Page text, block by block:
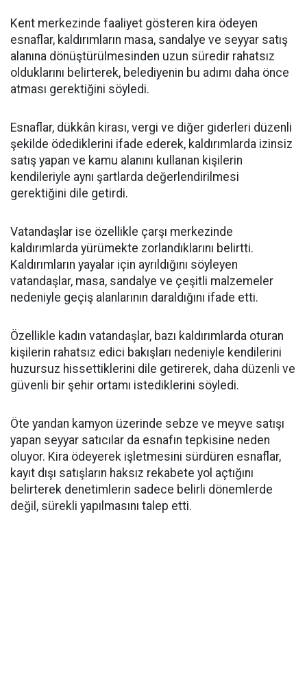
Kent merkezinde faaliyet gösteren kira ödeyen
esnaflar, kaldırımların masa, sandalye ve seyyar satış
alanına dönüştürülmesinden uzun süredir rahatsız
olduklarını belirterek, belediyenin bu adımı daha önce
atması gerektiğini söyledi.
Esnaflar, dükkân kirası, vergi ve diğer giderleri düzenli
şekilde ödediklerini ifade ederek, kaldırımlarda izinsiz
satış yapan ve kamu alanını kullanan kişilerin
kendileriyle aynı şartlarda değerlendirilmesi
gerektiğini dile getirdi.
Vatandaşlar ise özellikle çarşı merkezinde
kaldırımlarda yürümekte zorlandıklarını belirtti.
Kaldırımların yayalar için ayrıldığını söyleyen
vatandaşlar, masa, sandalye ve çeşitli malzemeler
nedeniyle geçiş alanlarının daraldığını ifade etti.
Özellikle kadın vatandaşlar, bazı kaldırımlarda oturan
kişilerin rahatsız edici bakışları nedeniyle kendilerini
huzursuz hissettiklerini dile getirerek, daha düzenli ve
güvenli bir şehir ortamı istediklerini söyledi.
Öte yandan kamyon üzerinde sebze ve meyve satışı
yapan seyyar satıcılar da esnafın tepkisine neden
oluyor. Kira ödeyerek işletmesini sürdüren esnaflar,
kayıt dışı satışların haksız rekabete yol açtığını
belirterek denetimlerin sadece belirli dönemlerde
değil, sürekli yapılmasını talep etti.